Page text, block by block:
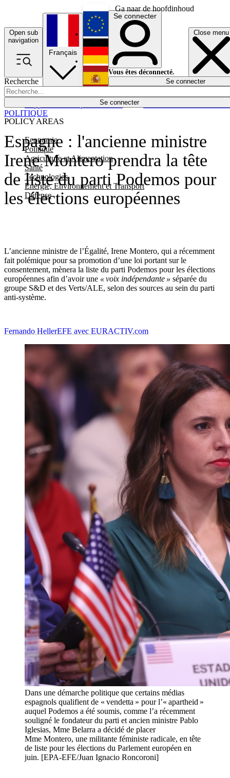
Ga naar de hoofdinhoud
Open sub
navigation
Close menu
Recherche
Se connecter
POLICY AREAS
Economie
Politique
Agriculture et Alimentation
Santé
Technologies
Energie, Environnement et Transport
Défense
Économie
Français
English
Deutsch
Español
Se connecter
Vous êtes déconnecté.
Se connecter
Espagne : l'ancienne ministre
Irene Montero prendra la tête
de liste du parti Podemos pour
les élections européennes
L’ancienne ministre de l’Égalité, Irene Montero, qui a récemment
fait polémique pour sa promotion d’une loi portant sur le
consentement, mènera la liste du parti Podemos pour les élections
européennes afin d’avoir une « voix indépendante » séparée du
groupe S&D et des Verts/ALE, selon des sources au sein du parti
anti-système.
POLITIQUE
Fernando HellerEFE avec EURACTIV.com
Dans une démarche politique que certains médias
espagnols qualifient de « vendetta » pour l’« apartheid »
auquel Podemos a été soumis, comme l’a récemment
souligné le fondateur du parti et ancien ministre Pablo
Iglesias, Mme Belarra a décidé de placer
Mme Montero, une militante féministe radicale, en tête
de liste pour les élections du Parlement européen en
juin. [EPA-EFE/Juan Ignacio Roncoroni]